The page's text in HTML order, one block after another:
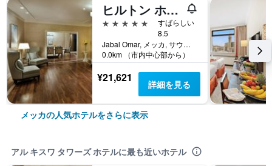
ヒルトン ホテル & コンベンション ジャバル オマール マッカ
5つ星
すばらしい
8.5
Jabal Omar, メッカ, サウジアラビア
0.0km （市内中心部から）
¥21,621 詳細を見る
メッカの人気ホテルをさらに表示
アル キスワ タワーズ ホテルに最も近いホテル